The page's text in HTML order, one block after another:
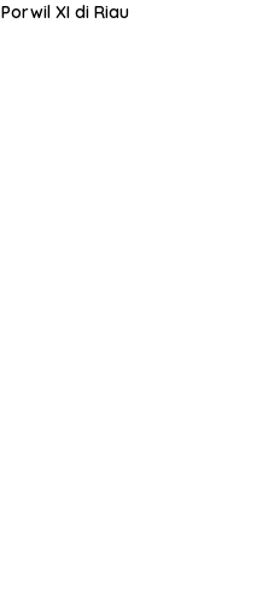
Porwil XI di Riau